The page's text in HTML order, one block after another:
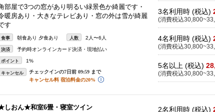
部屋で3つの窓があり明るい緑景色か綺麗です・
暖房あり・大きなテレビあり・窓の外は雪が綺麗
す
食事 朝食あり 夕食あり 人数 2人〜6人
決済 予約時オンラインカード決済・現地払い
ポイント 1%
キャンセル
3名利用時 (税込)
(消費税込
4名利用時 (税込)
(消費税込
5名以上 (税込)
(消費税込
しおん★和室6畳・寝室ツイン 2名利用時 (税込)